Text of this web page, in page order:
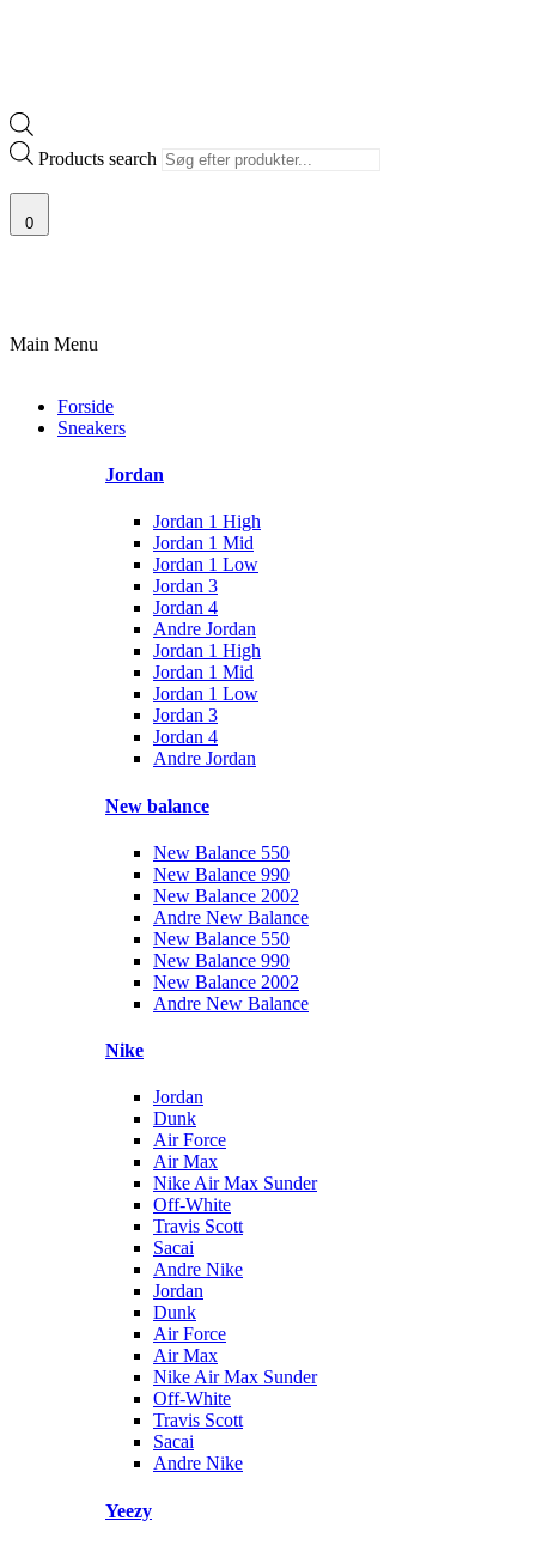
Products search
0
Main Menu
Forside
Sneakers
Jordan
Jordan 1 High
Jordan 1 Mid
Jordan 1 Low
Jordan 3
Jordan 4
Andre Jordan
Jordan 1 High
Jordan 1 Mid
Jordan 1 Low
Jordan 3
Jordan 4
Andre Jordan
New balance
New Balance 550
New Balance 990
New Balance 2002
Andre New Balance
New Balance 550
New Balance 990
New Balance 2002
Andre New Balance
Nike
Jordan
Dunk
Air Force
Air Max
Nike Air Max Sunder
Off-White
Travis Scott
Sacai
Andre Nike
Jordan
Dunk
Air Force
Air Max
Nike Air Max Sunder
Off-White
Travis Scott
Sacai
Andre Nike
Yeezy